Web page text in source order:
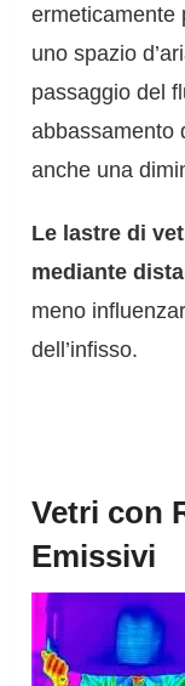
ermeticamente
uno spazio
passaggio del
abbassamento
anche una
Le lastre di
mediante
meno
dell’infisso.
Vetri con
Emissivi